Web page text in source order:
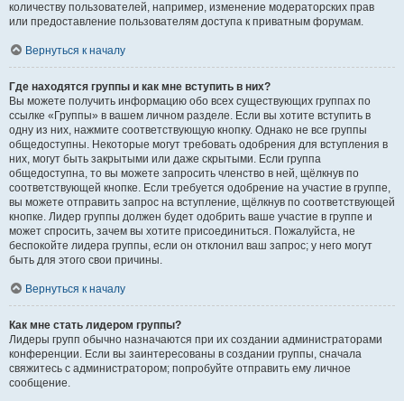
количеству пользователей, например, изменение модераторских прав
или предоставление пользователям доступа к приватным форумам.
Вернуться к началу
Где находятся группы и как мне вступить в них?
Вы можете получить информацию обо всех существующих группах по
ссылке «Группы» в вашем личном разделе. Если вы хотите вступить в
одну из них, нажмите соответствующую кнопку. Однако не все группы
общедоступны. Некоторые могут требовать одобрения для вступления в
них, могут быть закрытыми или даже скрытыми. Если группа
общедоступна, то вы можете запросить членство в ней, щёлкнув по
соответствующей кнопке. Если требуется одобрение на участие в группе,
вы можете отправить запрос на вступление, щёлкнув по соответствующей
кнопке. Лидер группы должен будет одобрить ваше участие в группе и
может спросить, зачем вы хотите присоединиться. Пожалуйста, не
беспокойте лидера группы, если он отклонил ваш запрос; у него могут
быть для этого свои причины.
Вернуться к началу
Как мне стать лидером группы?
Лидеры групп обычно назначаются при их создании администраторами
конференции. Если вы заинтересованы в создании группы, сначала
свяжитесь с администратором; попробуйте отправить ему личное
сообщение.